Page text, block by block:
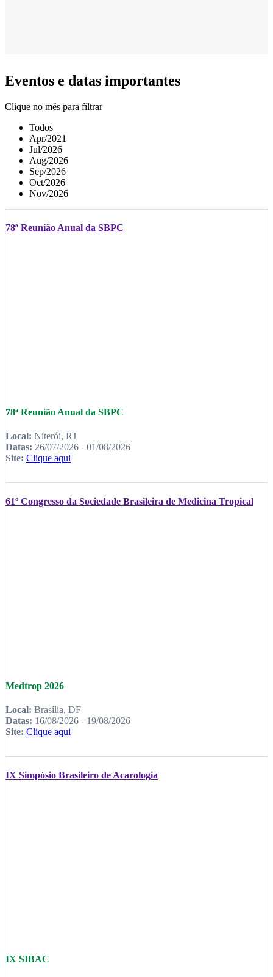
Eventos e datas importantes
Clique no mês para filtrar
Todos
Apr/2021
Jul/2026
Aug/2026
Sep/2026
Oct/2026
Nov/2026
78ª Reunião Anual da SBPC
78ª Reunião Anual da SBPC
Local: Niterói, RJ
Datas: 26/07/2026 - 01/08/2026
Site: Clique aqui
61º Congresso da Sociedade Brasileira de Medicina Tropical
Medtrop 2026
Local: Brasília, DF
Datas: 16/08/2026 - 19/08/2026
Site: Clique aqui
IX Simpósio Brasileiro de Acarologia
IX SIBAC